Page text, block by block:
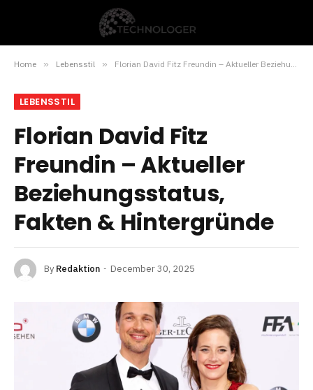
Home » Lebensstil » Florian David Fitz Freundin – Aktueller Beziehungsstatus, Fakten & Hintergründe
LEBENSSTIL
Florian David Fitz
Freundin – Aktueller
Beziehungsstatus,
Fakten & Hintergründe
By Redaktion December 30, 2025